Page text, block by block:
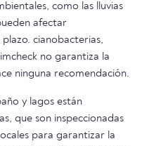
como las lluvias
afectar
cianobacterias,
no garantiza la
ninguna recomendación.
y lagos están
que son inspeccionadas
para garantizar la